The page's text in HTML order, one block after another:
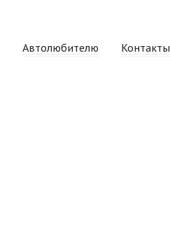
Автолюбителю Контакты